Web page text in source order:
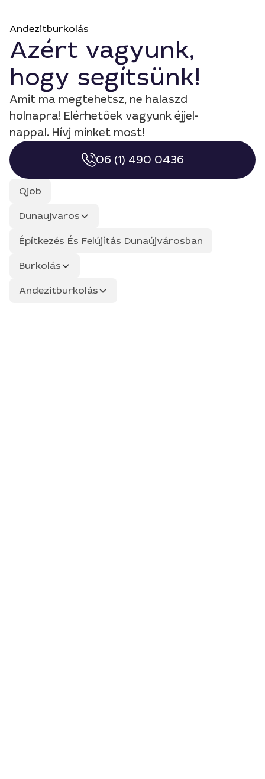
Andezitburkolás
Azért vagyunk,
hogy segítsünk!
Amit ma megtehetsz, ne halaszd
holnapra! Elérhetőek vagyunk éjjel-
nappal. Hívj minket most!
06 (1) 490 0436
Qjob
Dunaujvaros
Építkezés És Felújítás Dunaújvárosban
Burkolás
Andezitburkolás